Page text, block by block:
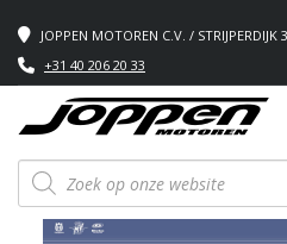
JOPPEN MOTOREN C.V. / STRIJPERDIJK
+31 40 206 20 33
Producten
zoeken